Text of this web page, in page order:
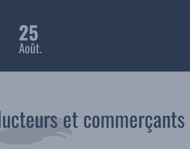
25
Août.
et commerçants